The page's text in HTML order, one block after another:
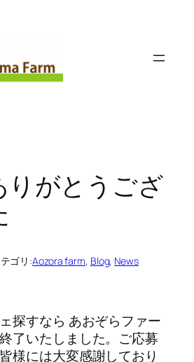
りがとうござ
ゴリ:Aozora farm, Blog, News
探すなら あおぞらファー
了いたしました。ご応募
様には大変感謝しており